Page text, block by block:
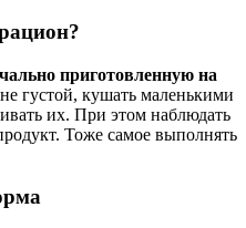
приготовленную на
густой, кушать маленькими
их. При этом наблюдать
Тоже самое выполнять